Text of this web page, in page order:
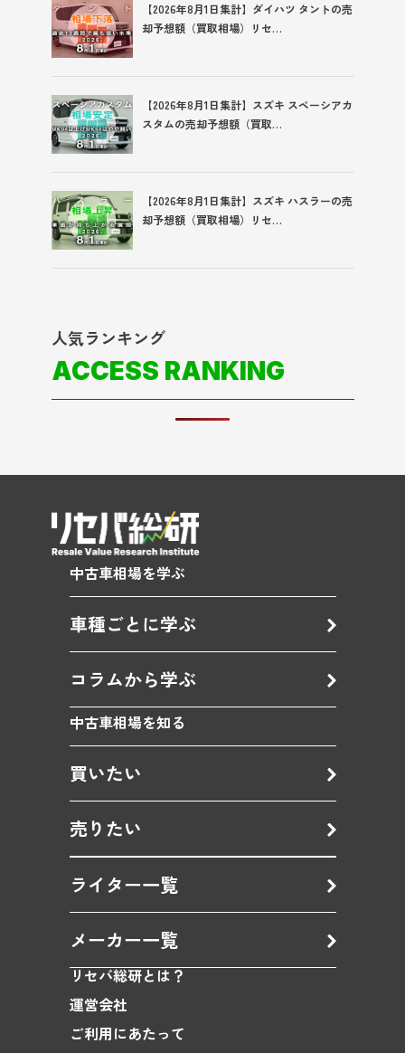
【2026年8月1日集計】ダイハツ タントの売
却予想額（買取相場）リセ…
【2026年8月1日集計】スズキ スペーシアカ
スタムの売却予想額（買取…
【2026年8月1日集計】スズキ ハスラーの売
却予想額（買取相場）リセ…
人気ランキング
ACCESS RANKING
中古車相場を学ぶ
車種ごとに学ぶ
コラムから学ぶ
中古車相場を知る
買いたい
売りたい
ライター一覧
メーカー一覧
リセバ総研とは？
運営会社
ご利用にあたって